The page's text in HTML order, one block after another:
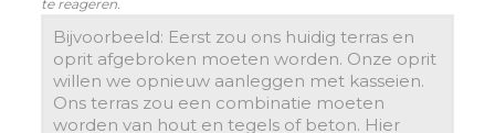
te reageren.